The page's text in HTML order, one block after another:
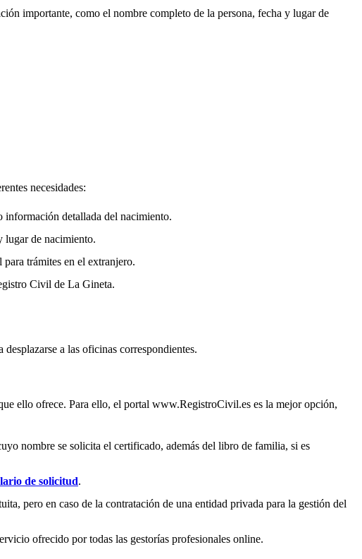
importante, como el nombre completo de la persona, fecha y lugar de
necesidades:
información detallada del nacimiento.
lugar de nacimiento.
trámites en el extranjero.
Civil de La Gineta.
a las oficinas correspondientes.
ello ofrece. Para ello, el portal www.RegistroCivil.es es la mejor opción,
nombre se solicita el certificado, además del libro de familia, si es
de solicitud.
pero en caso de la contratación de una entidad privada para la gestión del
ofrecido por todas las gestorías profesionales online.